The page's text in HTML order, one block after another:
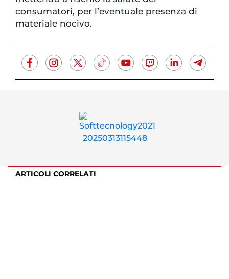
consumatori, per l’eventuale presenza di
materiale nocivo.
ARTICOLI CORRELATI